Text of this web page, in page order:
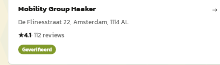
Mobility Group Haaker →
De Flinesstraat 22, Amsterdam, 1114 AL
★4.1·112 reviews
Geverifieerd